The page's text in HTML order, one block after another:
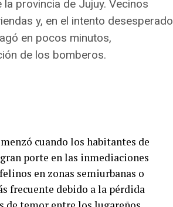
la atención presencial
se concentra durante el
provincia de Jujuy. Vecinos
y, en el intento desesperado
en pocos minutos,
de los bomberos.
cuando los habitantes de
porte en las inmediaciones
en zonas semiurbanas o
frecuente debido a la pérdida